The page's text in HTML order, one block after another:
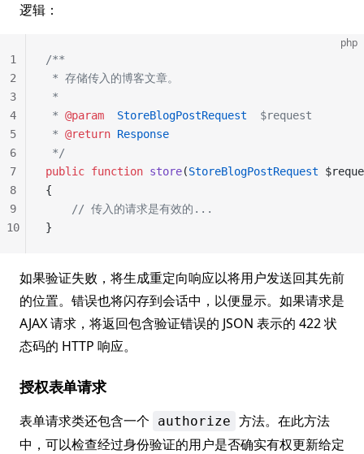
逻辑：
php
/**
* 存储传入的博客文章。
*
* @param
  StoreBlogPostRequest
  $request
* @return Response
*/
public function store(StoreBlogPostRequest
{
    // 传入的请求是有效的...
}
1
2
3
4
5
6
7
8
9
10
如果验证失败，将生成重定向响应以将用户发送回其先前
的位置。错误也将闪存到会话中，以便显示。如果请求是
AJAX 请求，将返回包含验证错误的 JSON 表示的 422 状
态码的 HTTP 响应。
授权表单请求
表单请求类还包含一个 authorize 方法。在此方法
中，可以检查经过身份验证的用户是否确实有权更新给定